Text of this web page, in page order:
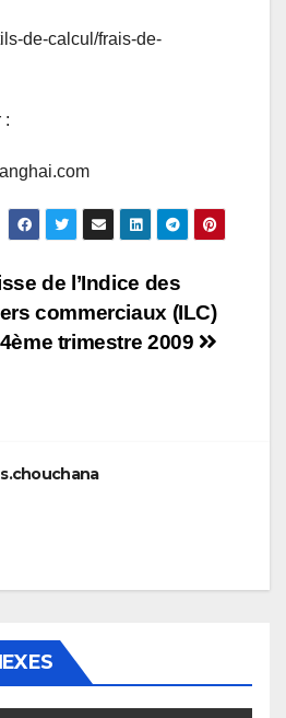
de-calcul/frais-de-
:
de l’Indice des
commerciaux (ILC)
trimestre 2009
s.chouchana